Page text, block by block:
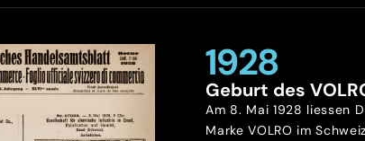
1928
Geburt des
Am 8. Mai 1928 liessen
Marke VOLRO im